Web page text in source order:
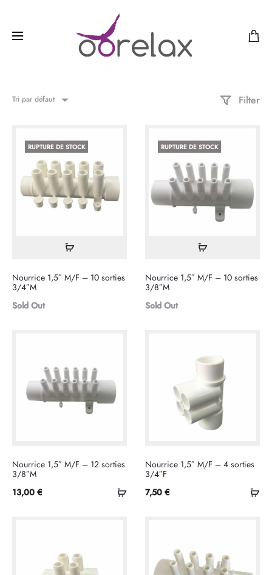
Tri par défaut Filter
RUPTURE DE STOCK
Lire
suite
Nourrice 1,5″ M/F – 10 sorties
3/4″M
Sold Out
RUPTURE DE STOCK
Lire
suite
Nourrice 1,5″ M/F – 10 sorties
3/8″M
Sold Out
Ajouter
Nourrice 1,5″ M/F – 12 sorties
3/8″M
13,00 €
Nourrice 1,5″ M/F – 4 sorties
3/4″F
7,50 €